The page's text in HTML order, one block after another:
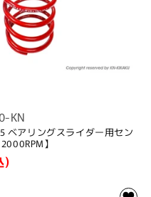
KN
ベアリングスライダー用セン
】
)